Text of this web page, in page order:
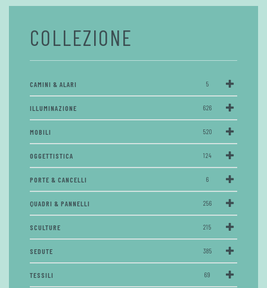
COLLEZIONE
CAMINI & ALARI 5
ILLUMINAZIONE 626
MOBILI 520
OGGETTISTICA 124
PORTE & CANCELLI 6
QUADRI & PANNELLI 256
SCULTURE 215
SEDUTE 385
TESSILI 69